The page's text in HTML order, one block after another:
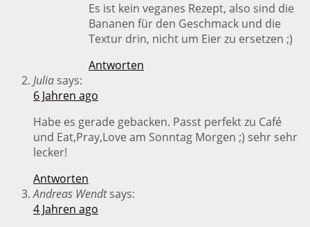
Es ist kein veganes Rezept, also sind die
Bananen für den Geschmack und die
Textur drin, nicht um Eier zu ersetzen ;)
Antworten
Julia says:
6 Jahren ago
Habe es gerade gebacken. Passt perfekt zu Café
und Eat,Pray,Love am Sonntag Morgen ;) sehr sehr
lecker!
Antworten
Andreas Wendt says:
4 Jahren ago